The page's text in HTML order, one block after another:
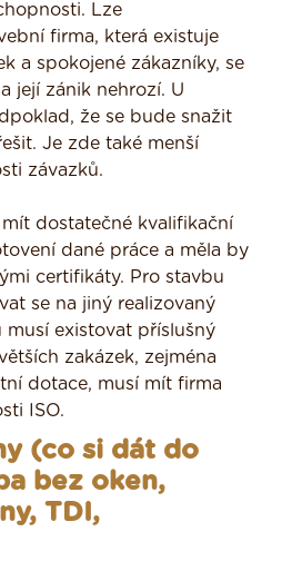
Lze
firma, která existuje
a spokojené zákazníky, se
její zánik nehrozí. U
že se bude snažit
Je zde také menší
závazků.
dostatečné kvalifikační
dané práce a měla by
certifikáty. Pro stavbu
se na jiný realizovaný
existovat příslušný
zakázek, zejména
dotace, musí mít firma
ISO.
(co si dát do
bez oken,
TDI,